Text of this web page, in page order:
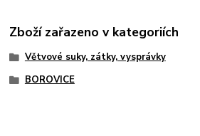
Zboží zařazeno v kategoriích
Větvové suky, zátky, vysprávky
BOROVICE